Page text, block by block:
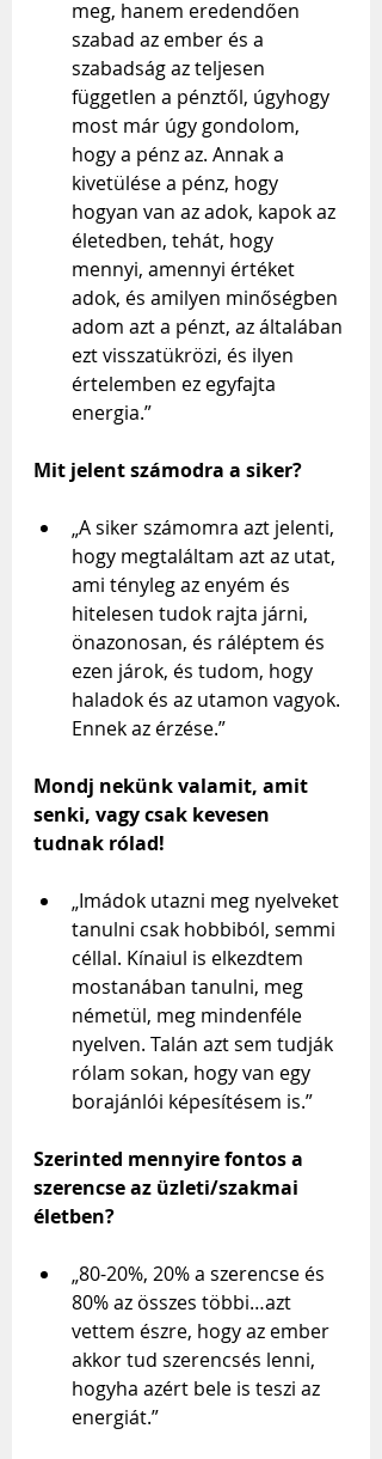
meg, hanem eredendően
szabad az ember és a
szabadság az teljesen
független a pénztől, úgyhogy
most már úgy gondolom,
hogy a pénz az. Annak a
kivetülése a pénz, hogy
hogyan van az adok, kapok az
életedben, tehát, hogy
mennyi, amennyi értéket
adok, és amilyen minőségben
adom azt a pénzt, az általában
ezt visszatükrözi, és ilyen
értelemben ez egyfajta
energia.”
Mit jelent számodra a siker?
„A siker számomra azt jelenti,
hogy megtaláltam azt az utat,
ami tényleg az enyém és
hitelesen tudok rajta járni,
önazonosan, és ráléptem és
ezen járok, és tudom, hogy
haladok és az utamon vagyok.
Ennek az érzése.”
Mondj nekünk valamit, amit
senki, vagy csak kevesen
tudnak rólad!
„Imádok utazni meg nyelveket
tanulni csak hobbiból, semmi
céllal. Kínaiul is elkezdtem
mostanában tanulni, meg
németül, meg mindenféle
nyelven. Talán azt sem tudják
rólam sokan, hogy van egy
borajánlói képesítésem is.”
Szerinted mennyire fontos a
szerencse az üzleti/szakmai
életben?
„80-20%, 20% a szerencse és
80% az összes többi…azt
vettem észre, hogy az ember
akkor tud szerencsés lenni,
hogyha azért bele is teszi az
energiát.”